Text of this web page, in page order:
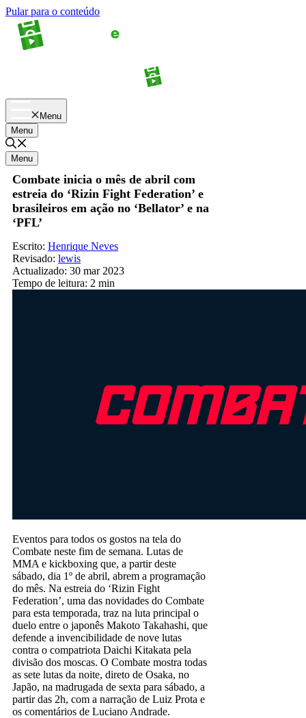
Pular para o conteúdo
Menu
Menu
Menu
Combate inicia o mês de abril com
estreia do ‘Rizin Fight Federation’ e
brasileiros em ação no ‘Bellator’ e na
‘PFL’
Escrito: Henrique Neves
Revisado: lewis
Actualizado: 30 mar 2023
Tempo de leitura: 2 min
Eventos para todos os gostos na tela do
Combate neste fim de semana. Lutas de
MMA e kickboxing que, a partir deste
sábado, dia 1º de abril, abrem a programação
do mês. Na estreia do ‘Rizin Fight
Federation’, uma das novidades do Combate
para esta temporada, traz na luta principal o
duelo entre o japonês Makoto Takahashi, que
defende a invencibilidade de nove lutas
contra o compatriota Daichi Kitakata pela
divisão dos moscas. O Combate mostra todas
as sete lutas da noite, direto de Osaka, no
Japão, na madrugada de sexta para sábado, a
partir das 2h, com a narração de Luiz Prota e
os comentários de Luciano Andrade.